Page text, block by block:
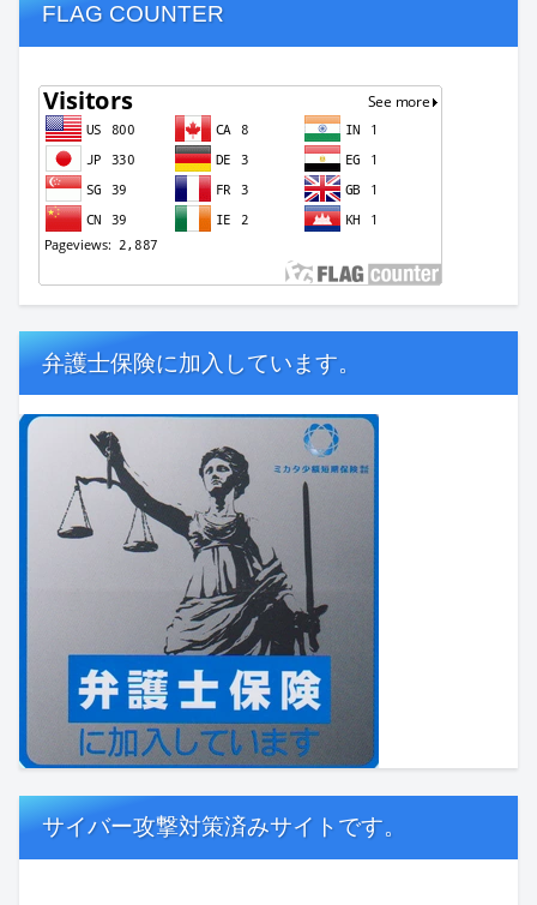
FLAG COUNTER
弁護士保険に加入しています。
サイバー攻撃対策済みサイトです。